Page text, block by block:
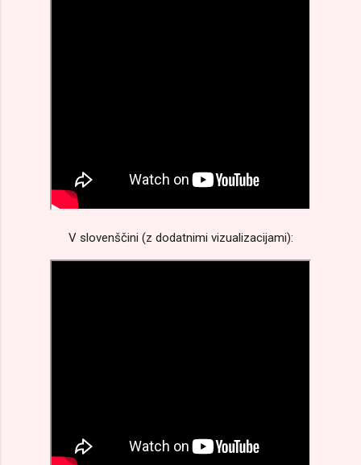
V slovenščini (z dodatnimi vizualizacijami):